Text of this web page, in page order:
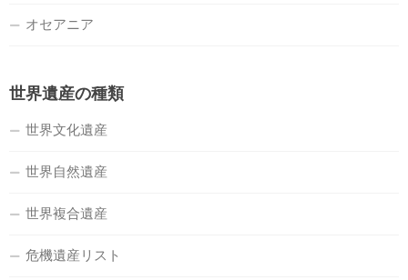
オセアニア
世界遺産の種類
世界文化遺産
世界自然遺産
世界複合遺産
危機遺産リスト